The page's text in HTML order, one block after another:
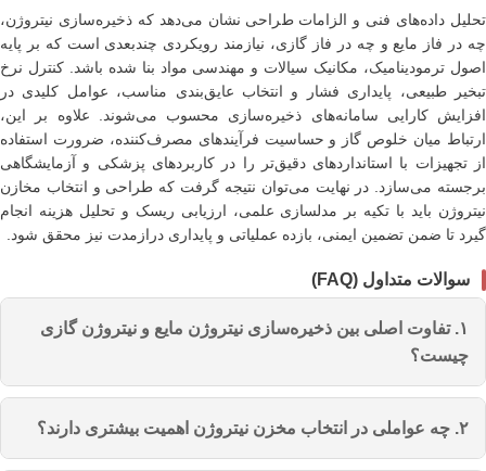
تحلیل داده‌های فنی و الزامات طراحی نشان می‌دهد که ذخیره‌سازی نیتروژن،
چه در فاز مایع و چه در فاز گازی، نیازمند رویکردی چندبعدی است که بر پایه
اصول ترمودینامیک، مکانیک سیالات و مهندسی مواد بنا شده باشد. کنترل نرخ
تبخیر طبیعی، پایداری فشار و انتخاب عایق‌بندی مناسب، عوامل کلیدی در
افزایش کارایی سامانه‌های ذخیره‌سازی محسوب می‌شوند. علاوه بر این،
ارتباط میان خلوص گاز و حساسیت فرآیندهای مصرف‌کننده، ضرورت استفاده
از تجهیزات با استانداردهای دقیق‌تر را در کاربردهای پزشکی و آزمایشگاهی
برجسته می‌سازد. در نهایت می‌توان نتیجه گرفت که طراحی و انتخاب مخازن
نیتروژن باید با تکیه بر مدلسازی علمی، ارزیابی ریسک و تحلیل هزینه انجام
گیرد تا ضمن تضمین ایمنی، بازده عملیاتی و پایداری درازمدت نیز محقق شود.
سوالات متداول (FAQ)
۱. تفاوت اصلی بین ذخیره‌سازی نیتروژن مایع و نیتروژن گازی
چیست؟
برای کاربردهایی مانند خطوط تولید و جوشکاری مناسب است.
۲. چه عواملی در انتخاب مخزن نیتروژن اهمیت بیشتری دارند؟